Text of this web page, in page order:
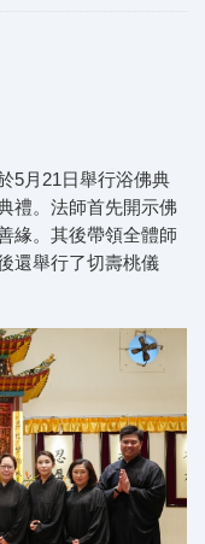
5月21日舉行浴佛典
禮。法師首先開示佛
緣。其後帶領全體師
還舉行了切壽桃儀